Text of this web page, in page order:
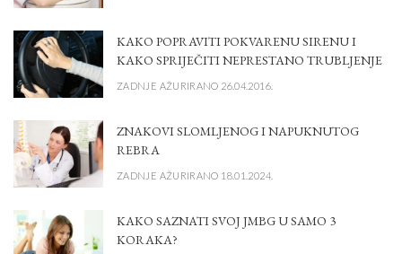
KAKO POPRAVITI POKVARENU SIRENU I
KAKO SPRIJEČITI NEPRESTANO TRUBLJENJE
ZADNJE AŽURIRANO 26.04.2016.
ZNAKOVI SLOMLJENOG I NAPUKNUTOG
REBRA
ZADNJE AŽURIRANO 18.01.2024.
KAKO SAZNATI SVOJ JMBG U SAMO 3
KORAKA?